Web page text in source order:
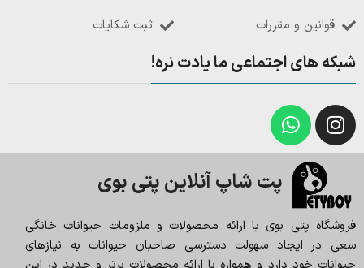
قوانین و مقررات
ثبت شکایات
شبکه های اجتماعی ما یادت نره!
پت شاپ آنلاین پتی بوی
فروشگاه پتی بوی با ارائه محصولات و ملزومات حیوانات خانگی
سعی در ایجاد سهولت دسترسی صاحبان حیوانات به نیازهای